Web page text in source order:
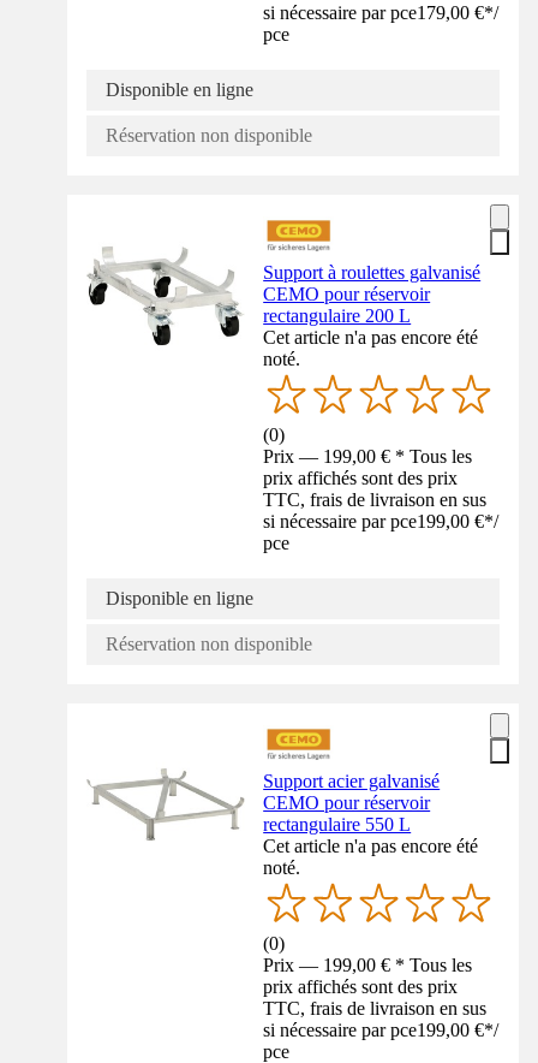
si nécessaire par pce179,00 €*/
pce
Disponible en ligne
Réservation non disponible
Support à roulettes galvanisé
CEMO pour réservoir
rectangulaire 200 L
Cet article n'a pas encore été
noté.
(0)
Prix — 199,00 € * Tous les
prix affichés sont des prix
TTC, frais de livraison en sus
si nécessaire par pce199,00 €*/
pce
Disponible en ligne
Réservation non disponible
Support acier galvanisé
CEMO pour réservoir
rectangulaire 550 L
Cet article n'a pas encore été
noté.
(0)
Prix — 199,00 € * Tous les
prix affichés sont des prix
TTC, frais de livraison en sus
si nécessaire par pce199,00 €*/
pce